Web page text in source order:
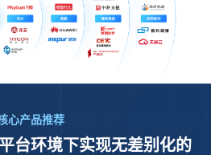
心产品推荐
台环境下实现无差别化的